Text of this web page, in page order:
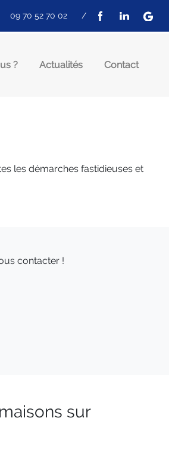
09 70 52 70 02 /
? Actualités Contact
les démarches fastidieuses et
contacter !
sur